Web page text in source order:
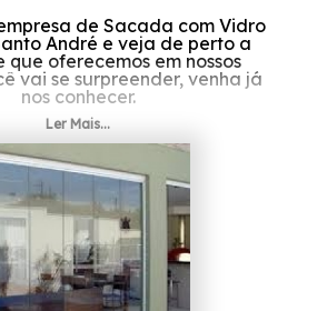
de Sacada com Vidro
André e veja de perto a
oferecemos em nossos
vai se surpreender, venha já
nos conhecer.
é por Sacada com Vidro preço
Conheça os produtos e
a Protavi Vidros disponibiliza,
alternativas diversas do
de vidros, como portas
para banheiros e coberturas
Visamos atuar com
levando qualidade e
satisfatórios.
Ler Mais...